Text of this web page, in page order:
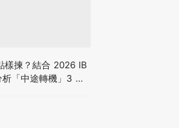
樣揀？結合 2026 IB
「中途轉機」3 大